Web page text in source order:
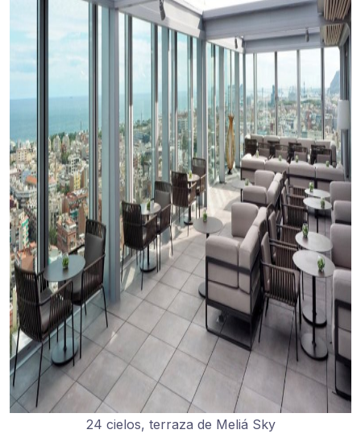
24 cielos, terraza de Meliá Sky